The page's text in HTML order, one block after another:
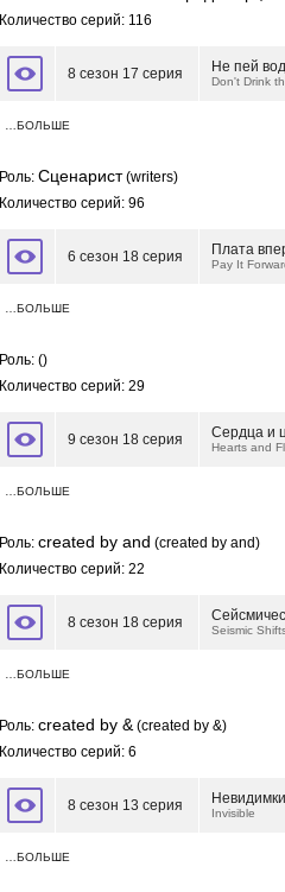
Количество серий: 116
8 сезон 17 серия Не пей
Don't Drink
…БОЛЬШЕ
Роль: Сценарист(writers)
Количество серий: 96
6 сезон 18 серия Плата
Pay It
…БОЛЬШЕ
Роль: ()
Количество серий: 29
9 сезон 18 серия Сердца и
Hearts and
…БОЛЬШЕ
Роль: created by and (created by and)
Количество серий: 22
8 сезон 18 серия Seismic
…БОЛЬШЕ
Роль: created by &(created by &)
Количество серий: 6
8 сезон 13 серия Невидимки
Invisible‎
…БОЛЬШЕ